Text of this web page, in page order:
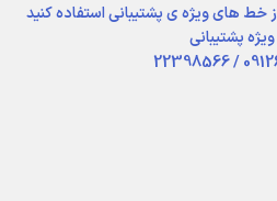
خط های ویژه ی پشتیبانی استفاده کنید
پشتیبانی